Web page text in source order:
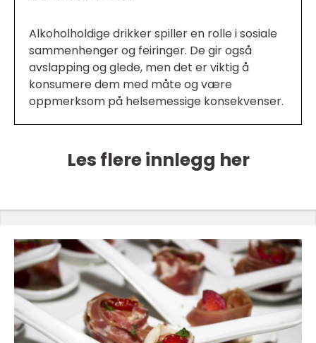
Alkoholholdige drikker spiller en rolle i sosiale
sammenhenger og feiringer. De gir også
avslapping og glede, men det er viktig å
konsumere dem med måte og være
oppmerksom på helsemessige konsekvenser.
Les flere innlegg her